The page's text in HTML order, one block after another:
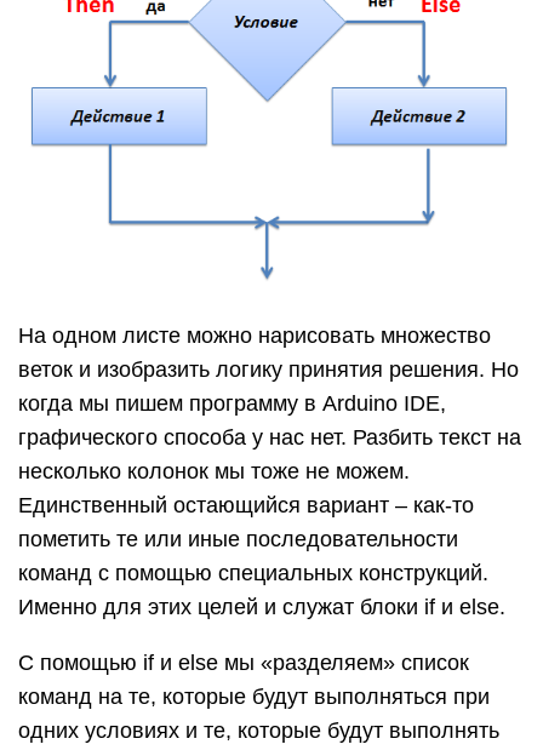
На одном листе можно нарисовать множество
веток и изобразить логику принятия решения. Но
когда мы пишем программу в Arduino IDE,
графического способа у нас нет. Разбить текст на
несколько колонок мы тоже не можем.
Единственный остающийся вариант – как-то
пометить те или иные последовательности
команд с помощью специальных конструкций.
Именно для этих целей и служат блоки if и else.
С помощью if и else мы «разделяем» список
команд на те, которые будут выполняться при
одних условиях и те, которые будут выполнять